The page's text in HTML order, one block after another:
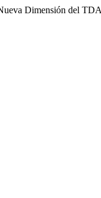
Dimensión del